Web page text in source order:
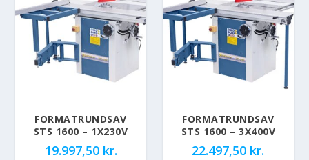
FORMATRUNDSAV
STS 1600 – 1X230V
19.997,50 kr.
FORMATRUNDSAV
STS 1600 – 3X400V
22.497,50 kr.